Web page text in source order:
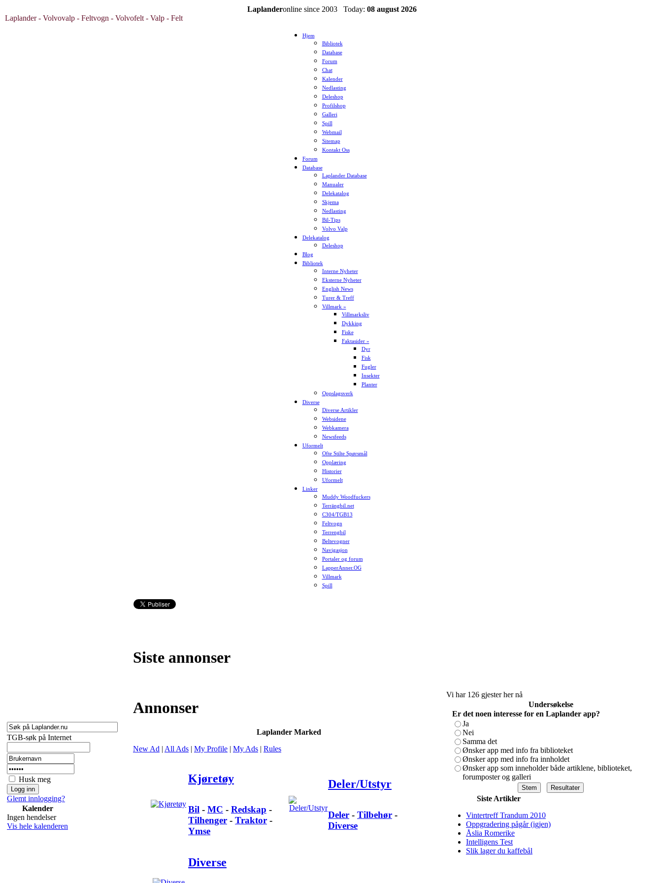
Laplanderonline since 2003 Today: 08 august 2026
Laplander - Volvovalp - Feltvogn - Volvofelt - Valp - Felt
Hjem
Bibliotek
Database
Forum
Chat
Kalender
Nedlasting
Deleshop
Profilshop
Galleri
Spill
Webmail
Sitemap
Kontakt Oss
Forum
Database
Laplander Database
Manualer
Delekatalog
Skjema
Nedlasting
Bil-Tips
Volvo Valp
Delekatalog
Deleshop
Blog
Bibliotek
Interne Nyheter
Eksterne Nyheter
English News
Turer & Treff
Villmark »
Villmarksliv
Dykking
Fiske
Faktasider »
Dyr
Fisk
Fugler
Insekter
Planter
Oppslagsverk
Diverse
Diverse Artikler
Websidene
Webkamera
Newsfeeds
Uformelt
Ofte Stilte Spørsmål
Opplæring
Historier
Uformelt
Linker
Muddy Woodfuckers
Terrängbil.net
C304/TGB13
Feltvogn
Terrengbil
Beltevogner
Navigasjon
Portaler og forum
LapperAnner.OG
Villmark
Spill
TGB-søk på Internet
Husk meg
Glemt innlogging?
Kalender
Ingen hendelser
Vis hele kalenderen
Siste annonser
Annonser
Laplander Marked
New Ad | All Ads | My Profile | My Ads | Rules
Kjøretøy
Bil - MC - Redskap -
Tilhenger - Traktor -
Ymse
Deler/Utstyr
Deler - Tilbehør -
Diverse
Diverse
Vi har 126 gjester her nå
Undersøkelse
Er det noen interesse for en Laplander app?
Ja
Nei
Samma det
Ønsker app med info fra biblioteket
Ønsker app med info fra innholdet
Ønsker app som inneholder både artiklene, biblioteket,
forumposter og galleri
Siste Artikler
Vintertreff Trandum 2010
Oppgradering pågår (igjen)
Åslia Romerike
Intelligens Test
Slik lager du kaffebål